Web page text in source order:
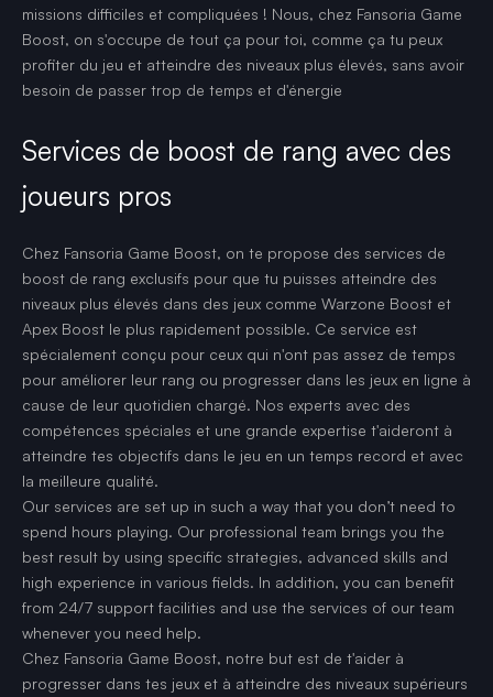
missions difficiles et compliquées ! Nous, chez Fansoria Game
Boost, on s'occupe de tout ça pour toi, comme ça tu peux
profiter du jeu et atteindre des niveaux plus élevés, sans avoir
besoin de passer trop de temps et d'énergie
Services de boost de rang avec des
joueurs pros
Chez Fansoria Game Boost, on te propose des services de
boost de rang exclusifs pour que tu puisses atteindre des
niveaux plus élevés dans des jeux comme Warzone Boost et
Apex Boost le plus rapidement possible. Ce service est
spécialement conçu pour ceux qui n'ont pas assez de temps
pour améliorer leur rang ou progresser dans les jeux en ligne à
cause de leur quotidien chargé. Nos experts avec des
compétences spéciales et une grande expertise t'aideront à
atteindre tes objectifs dans le jeu en un temps record et avec
la meilleure qualité.
Our services are set up in such a way that you don’t need to
spend hours playing. Our professional team brings you the
best result by using specific strategies, advanced skills and
high experience in various fields. In addition, you can benefit
from 24/7 support facilities and use the services of our team
whenever you need help.
Chez Fansoria Game Boost, notre but est de t'aider à
progresser dans tes jeux et à atteindre des niveaux supérieurs